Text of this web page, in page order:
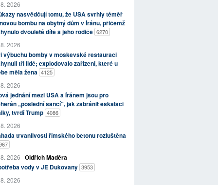
2026
nasvědčují tomu, že USA svrhly téměř
bombu na obytný dům v Íránu, přičemž
dvouleté dítě a jeho rodiče 6270
2026
výbuchu bomby v moskevské restauraci
tři lidé; explodovalo zařízení, které u
měla žena 4125
2026
jednání mezi USA a Íránem jsou pro
„poslední šancí“, jak zabránit eskalaci
tvrdí Trump 4086
2026
trvanlivosti římského betonu rozluštěna
2026 Oldřich Maděra
vody v JE Dukovany 3953
2026